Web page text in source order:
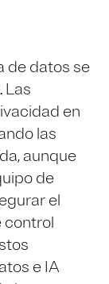
de datos se
Las
en
las
aunque
de
el
control
e IA